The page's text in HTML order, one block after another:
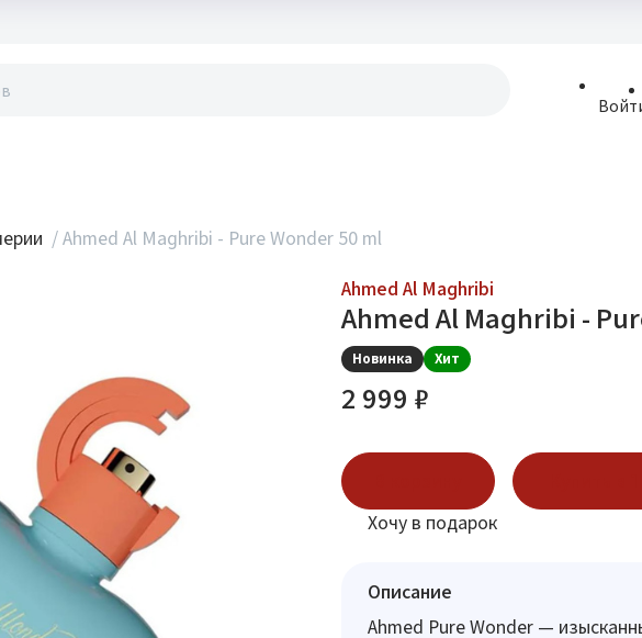
/ Ahmed Al Maghribi - Pure Wonder 50 ml
Ahmed Al Maghribi
Ahmed Al Maghribi -
Новинка Хит
2 999 ₽
Хочу в подарок
Описание
Ahmed Pure Wonder —